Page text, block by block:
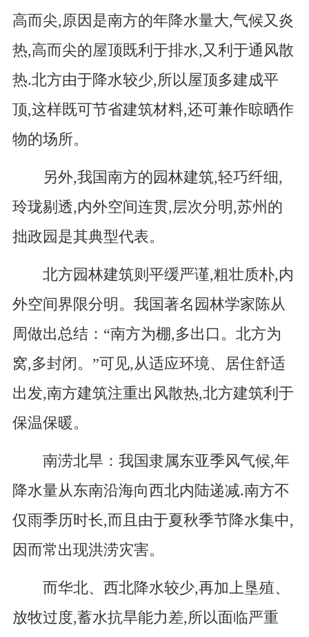
高而尖,原因是南方的年降水量大,气候又炎
热,高而尖的屋顶既利于排水,又利于通风散
热.北方由于降水较少,所以屋顶多建成平
顶,这样既可节省建筑材料,还可兼作晾晒作
物的场所。
另外,我国南方的园林建筑,轻巧纤细,
玲珑剔透,内外空间连贯,层次分明,苏州的
拙政园是其典型代表。
北方园林建筑则平缓严谨,粗壮质朴,内
外空间界限分明。我国著名园林学家陈从
周做出总结：“南方为棚,多出口。北方为
窝,多封闭。”可见,从适应环境、居住舒适
出发,南方建筑注重出风散热,北方建筑利于
保温保暖。
南涝北旱：我国隶属东亚季风气候,年
降水量从东南沿海向西北内陆递减.南方不
仅雨季历时长,而且由于夏秋季节降水集中,
因而常出现洪涝灾害。
而华北、西北降水较少,再加上垦殖、
放牧过度,蓄水抗旱能力差,所以面临严重